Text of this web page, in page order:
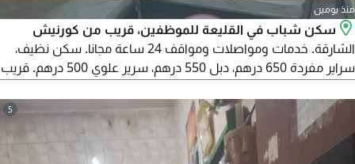
منذ يومين
سكن شباب في القليعة للموظفين، قريب من كورنيش
الشارقة. خدمات ومواصلات ومواقف 24 ساعة مجانا. سكن نظيف،
سراير مفردة 650 درهم، دبل 550 درهم، سرير علوي 500 درهم. قريب
5